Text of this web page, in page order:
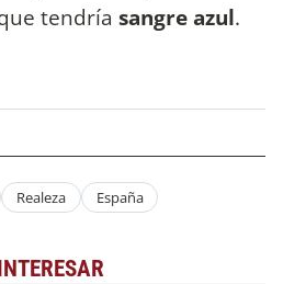
tendría sangre azul.
Realeza España